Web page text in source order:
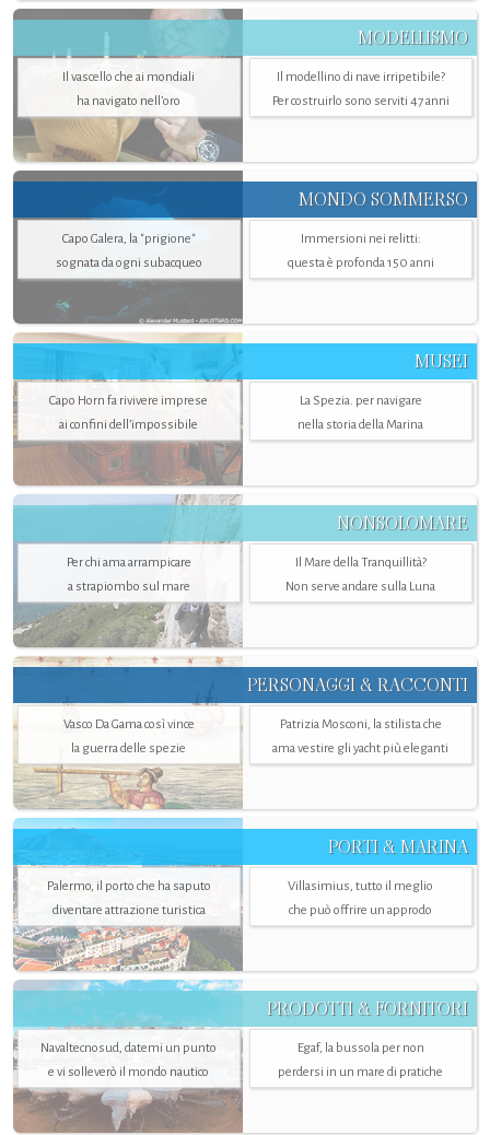
MODELLISMO
Il vascello che ai mondiali
ha navigato nell’oro
Il modellino di nave irripetibile?
Per costruirlo sono serviti 47 anni
MONDO SOMMERSO
Capo Galera, la "prigione"
sognata da ogni subacqueo
Immersioni nei relitti:
questa è profonda 150 anni
MUSEI
Capo Horn fa rivivere imprese
ai confini dell’impossibile
La Spezia. per navigare
nella storia della Marina
NONSOLOMARE
Per chi ama arrampicare
a strapiombo sul mare
Il Mare della Tranquillità?
Non serve andare sulla Luna
PERSONAGGI & RACCONTI
Vasco Da Gama così vince
la guerra delle spezie
Patrizia Mosconi, la stilista che
ama vestire gli yacht più eleganti
PORTI & MARINA
Palermo, il porto che ha saputo
diventare attrazione turistica
Villasimius, tutto il meglio
che può offrire un approdo
PRODOTTI & FORNITORI
Navaltecnosud, datemi un punto
e vi solleverò il mondo nautico
Egaf, la bussola per non
perdersi in un mare di pratiche